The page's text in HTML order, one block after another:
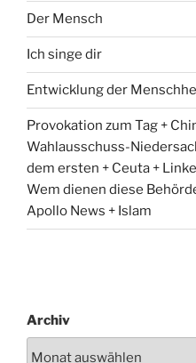
Der Mensch
Ich singe dir
Entwicklung der
Provokation zum Tag +
Wahlausschuss-
dem ersten + Ceuta +
Wem dienen diese
Apollo News + Islam
Archiv